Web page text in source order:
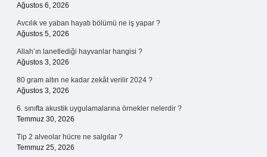
Ağustos 6, 2026
Avcılık ve yaban hayatı bölümü ne iş yapar ?
Ağustos 5, 2026
Allah’ın lanetlediği hayvanlar hangisi ?
Ağustos 3, 2026
80 gram altın ne kadar zekât verilir 2024 ?
Ağustos 3, 2026
6. sınıfta akustik uygulamalarına örnekler nelerdir ?
Temmuz 30, 2026
Tip 2 alveolar hücre ne salgılar ?
Temmuz 25, 2026